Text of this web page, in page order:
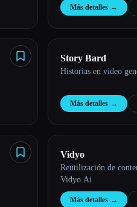
Más detalles →
Story Bard
Historias en video
Más detalles →
Vidyo
Reutilización de
Vidyo.Ai
Más detalles →